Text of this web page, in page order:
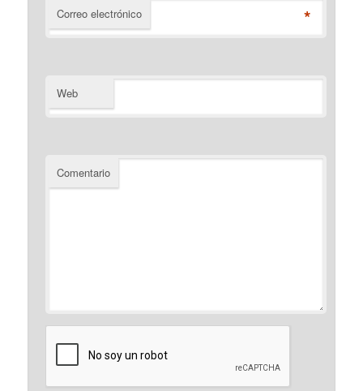
Correo electrónico *
Web
Comentario